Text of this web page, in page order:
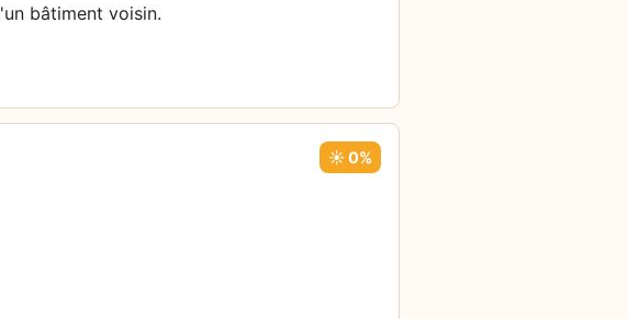
bâtiment voisin.
☀️ 0%